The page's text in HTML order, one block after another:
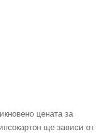
цената за
ще зависи от